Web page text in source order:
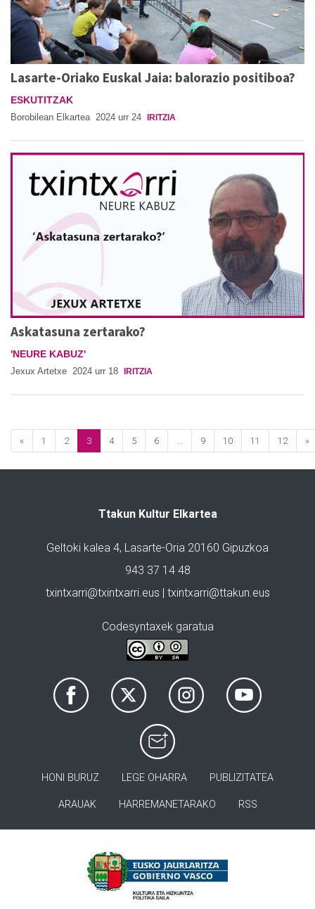
Lasarte-Oriako Euskal Jaia: balorazio positiboa?
ESKUTITZAK
Borobilean Elkartea 2024 urr 24 IRITZIA
Askatasuna zertarako?
'NEURE KABUZ'
Jexux Artetxe 2024 urr 18 IRITZIA
« 1 2 3 4 5 6 9 10 11 12 »
Ttakun Kultur Elkartea
Geltoki kalea 4, Lasarte-Oria 20160 Gipuzkoa
943 37 14 48
txintxarri@txintxarri.eus | txintxarri@ttakun.eus
Codesyntaxek garatua
HONI BURUZ LEGE OHARRA PUBLIZITATEA
ARAUAK HARREMANETARAKO RSS